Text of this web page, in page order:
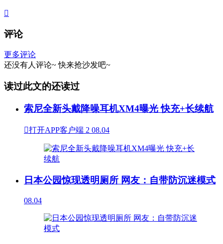

评论
更多评论
还没有人评论~ 快来抢沙发吧~
读过此文的还读过
索尼全新头戴降噪耳机XM4曝光 快充+长续航
打开APP客户端 2 08.04
日本公园惊现透明厕所 网友：自带防沉迷模式
08.04